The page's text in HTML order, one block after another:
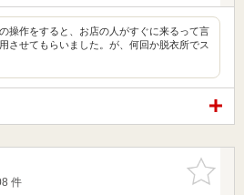
操作をすると、お店の人がすぐに来るって言
させてもらいました。が、何回か脱衣所でス
お気に入
りに追加
件